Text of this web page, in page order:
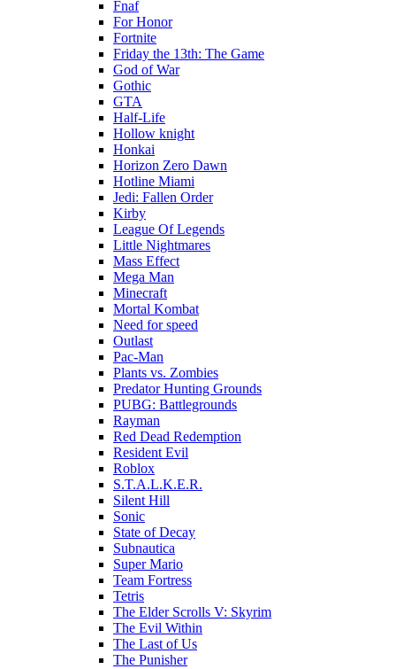
Fnaf
For Honor
Fortnite
Friday the 13th: The Game
God of War
Gothic
GTA
Half-Life
Hollow knight
Honkai
Horizon Zero Dawn
Hotline Miami
Jedi: Fallen Order
Kirby
League Of Legends
Little Nightmares
Mass Effect
Mega Man
Minecraft
Mortal Kombat
Need for speed
Outlast
Pac-Man
Plants vs. Zombies
Predator Hunting Grounds
PUBG: Battlegrounds
Rayman
Red Dead Redemption
Resident Evil
Roblox
S.T.A.L.K.E.R.
Silent Hill
Sonic
State of Decay
Subnautica
Super Mario
Team Fortress
Tetris
The Elder Scrolls V: Skyrim
The Evil Within
The Last of Us
The Punisher